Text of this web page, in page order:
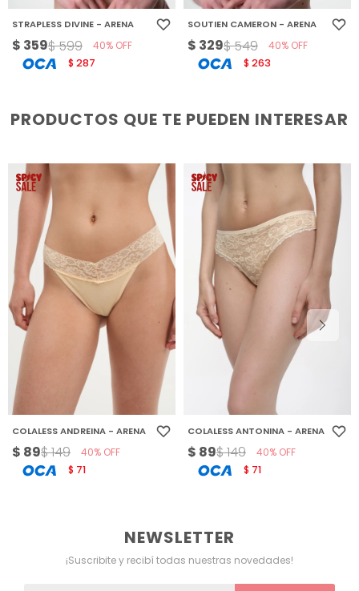
STRAPLESS DIVINE - ARENA
$ 359$599 40
$ 287
SOUTIEN CAMERON - ARENA
$ 329$549 40
$ 263
PRODUCTOS QUE TE PUEDEN INTERESAR
COLALESS ANDREINA - ARENA
$ 89$149 40
$ 71
COLALESS ANTONINA - ARENA
$ 89$149 40
$ 71
NEWSLETTER
¡Suscribite y recibí todas nuestras novedades!